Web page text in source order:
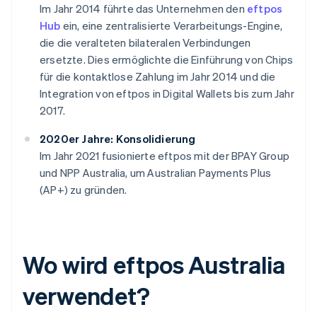
Im Jahr 2014 führte das Unternehmen den eftpos
Hub ein, eine zentralisierte Verarbeitungs-Engine,
die die veralteten bilateralen Verbindungen
ersetzte. Dies ermöglichte die Einführung von Chips
für die kontaktlose Zahlung im Jahr 2014 und die
Integration von eftpos in Digital Wallets bis zum Jahr
2017.
2020er Jahre: Konsolidierung
Im Jahr 2021 fusionierte eftpos mit der BPAY Group
und NPP Australia, um Australian Payments Plus
(AP+) zu gründen.
Wo wird eftpos Australia
verwendet?